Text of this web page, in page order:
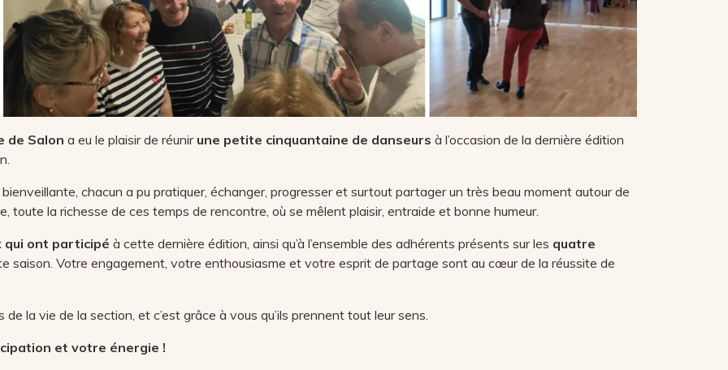
de Salon a eu le plaisir de réunir une petite cinquantaine de danseurs à l’occasion de la dernière édition
chacun a pu pratiquer, échanger, progresser et surtout partager un très beau moment autour de
toute la richesse de ces temps de rencontre, où se mêlent plaisir, entraide et bonne humeur.
qui ont participé à cette dernière édition, ainsi qu’à l’ensemble des adhérents présents sur les quatre
saison. Votre engagement, votre enthousiasme et votre esprit de partage sont au cœur de la réussite de
la vie de la section, et c’est grâce à vous qu’ils prennent tout leur sens.
et votre énergie !